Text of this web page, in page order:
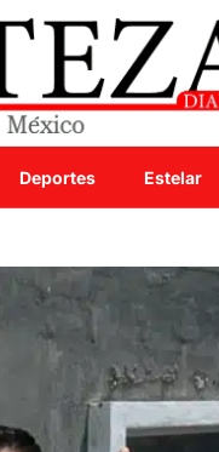
Deportes Estelar